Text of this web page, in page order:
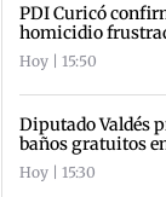
PDI Curicó
homicidio
Hoy | 15:50
Diputado Valdés
baños gratuitos
Hoy | 15:30